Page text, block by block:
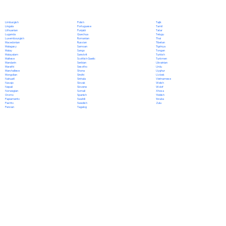
Limburgish
Lingala
Lithuanian
Luganda
Luxembourgish
Macedonian
Malagasy
Malay
Malayalam
Maltese
Mandarin
Marathi
Marshallese
Mongolian
Nahuatl
Navajo
Nepali
Norwegian
Oromo
Papiamento
Pashto
Persian
Polish
Portuguese
Punjabi
Quechua
Romanian
Russian
Samoan
Sango
Sanskrit
Scottish Gaelic
Serbian
Sesotho
Shona
Sindhi
Sinhala
Slovak
Slovene
Somali
Spanish
Swahili
Swedish
Tagalog
Tajik
Tamil
Tatar
Telugu
Thai
Tibetan
Tigrinya
Tongan
Turkish
Turkmen
Ukrainian
Urdu
Uyghur
Uzbek
Vietnamese
Welsh
Wolof
Xhosa
Yiddish
Yoruba
Zulu